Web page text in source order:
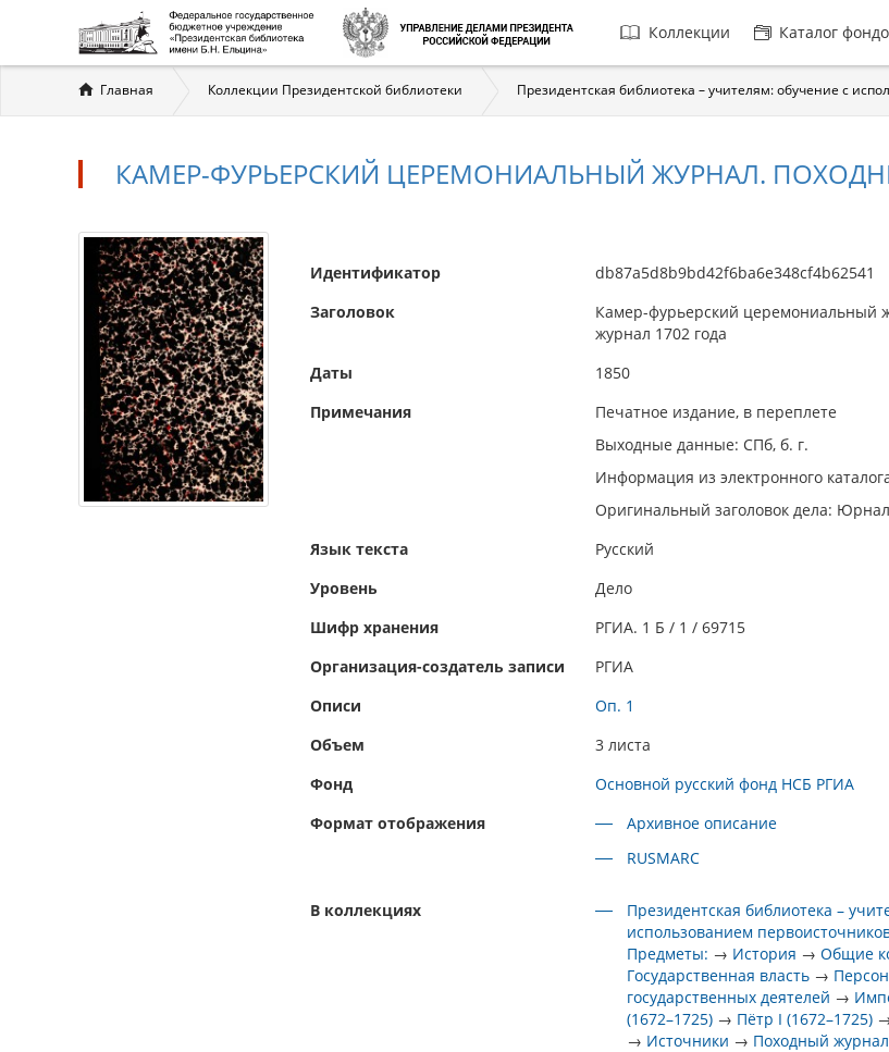
Главная
навигация
Коллекции Каталог
Вы
здесь
Главная Коллекции Президентской библиотеки Президентская библиотека – учителям: обучение с
КАМЕР-ФУРЬЕРСКИЙ ЦЕРЕМОНИАЛЬНЫЙ ЖУРНАЛ.
Идентификатор
db87a5d8b9bd42f6ba6e348cf4b62541
Заголовок
Камер-фурьерский церемониальный
журнал 1702 года
Даты
1850
Примечания
Печатное издание, в переплете
Выходные данные: СПб, б. г.
Информация из электронного
Оригинальный заголовок дела:
Язык текста
Русский
Уровень
Дело
Шифр хранения
РГИА. 1 Б / 1 / 69715
Организация-создатель записи
РГИА
Описи
Оп. 1
Объем
3 листа
Фонд
Основной русский фонд НСБ РГИА
Формат отображения
Архивное описание
RUSMARC
В коллекциях
Президентская библиотека –
использованием
Предметы: → История →Общие
Государственная власть →
государственных деятелей →
(1672–1725) → Пётр I (1672–1725)
→ Источники → Походный